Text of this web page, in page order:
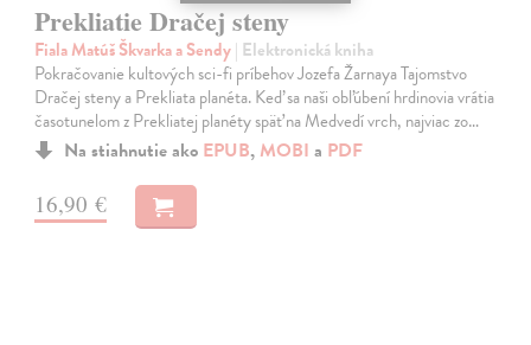
Prekliatie Dračej steny
Fiala Matúš Škvarka a Sendy| Elektronická kniha
Pokračovanie kultových sci-fi príbehov Jozefa Žarnaya Tajomstvo
Dračej steny a Prekliata planéta. Keď sa naši obľúbení hrdinovia vrátia
časotunelom z Prekliatej planéty späť na Medvedí vrch, najviac zo…
Na stiahnutie ako EPUB, MOBI a PDF
16,90 €